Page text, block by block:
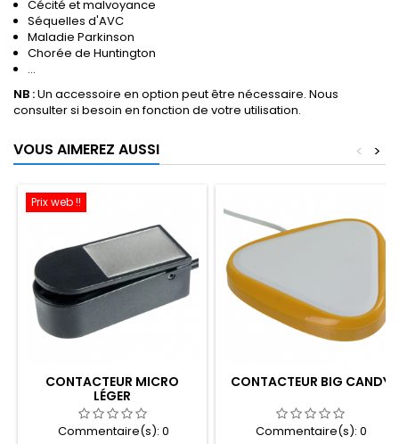
Cécité et malvoyance
Séquelles d'AVC
Maladie Parkinson
Chorée de Huntington
...
NB :Un accessoire en option peut être nécessaire. Nous
consulter si besoin en fonction de votre utilisation.
VOUS AIMEREZ AUSSI >
<
Prix web !!
CONTACTEUR MICRO
LÉGER
Commentaire(s): 0
CONTACTEUR BIG CANDY
Commentaire(s): 0